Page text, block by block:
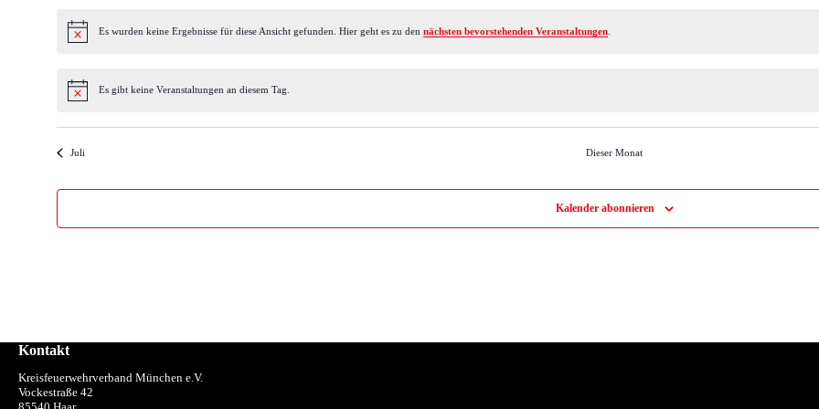
HinweisEs wurden keine Ergebnisse für diese Ansicht gefunden. Hier geht es zu den nächsten bevorstehenden Veranstaltungen.
HinweisEs gibt keine Veranstaltungen an diesem Tag.
Juli Dieser Monat
Kalender abonnieren
Kontakt
Kreisfeuerwehrverband München e.V.
Vockestraße 42